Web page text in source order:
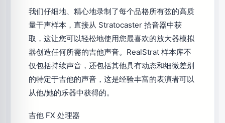
我们仔细地、精心地录制了每个品格所有弦的高质
量干声样本，直接从 Stratocaster 拾音器中获
取，这让您可以轻松地使用您最喜欢的放大器模拟
器创造任何所需的吉他声音。RealStrat 样本库不
仅包括持续声音，还包括其他具有动态和细微差别
的特定于吉他的声音，这是经验丰富的表演者可以
从他/她的乐器中获得的。
吉他 FX 处理器